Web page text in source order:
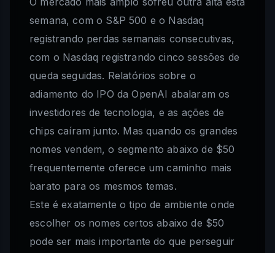
semana, com o S&P 500 e o Nasdaq
registrando perdas semanais consecutivas,
com o Nasdaq registrando cinco sessões de
queda seguidas. Relatórios sobre o
adiamento do IPO da OpenAI abalaram os
investidores de tecnologia, e as ações de
chips caíram junto. Mas quando os grandes
nomes vendem, o segmento abaixo de $50
frequentemente oferece um caminho mais
barato para os mesmos temas.
Este é exatamente o tipo de ambiente onde
escolher os nomes certos abaixo de $50
pode ser mais importante do que perseguir